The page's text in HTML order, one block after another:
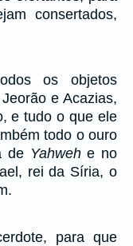
consertados,
os objetos
e Acazias,
e tudo o que ele
todo o ouro
de Yahwehe no
rei da Síria, o
para que